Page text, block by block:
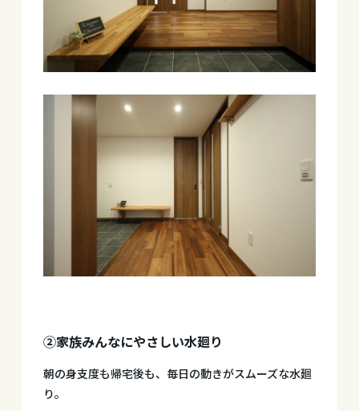
②家族みんなにやさしい水廻り
朝の身支度も帰宅後も、毎日の動きがスムーズな水廻
り。